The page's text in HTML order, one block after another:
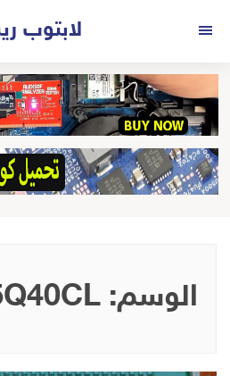
المحتوى
لابتوب
الوسم: